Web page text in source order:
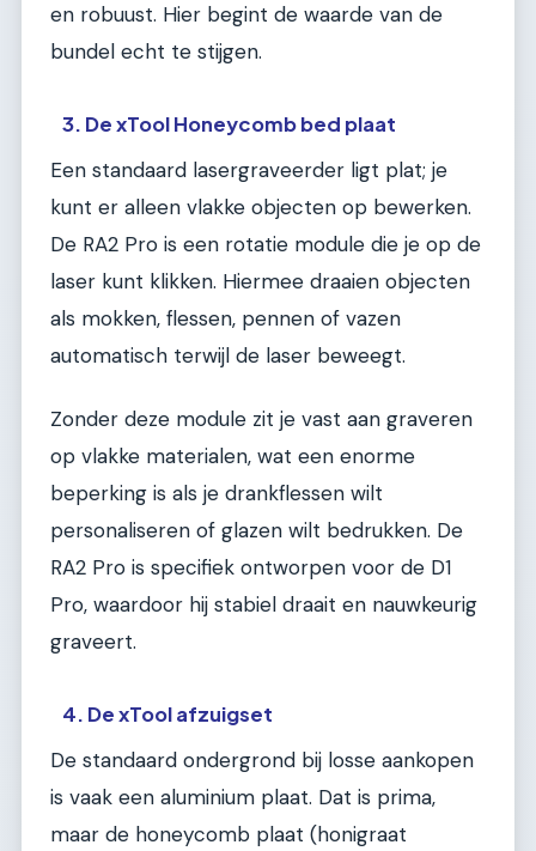
en robuust. Hier begint de waarde van de
bundel echt te stijgen.
3. De xTool Honeycomb bed plaat
Een standaard lasergraveerder ligt plat; je
kunt er alleen vlakke objecten op bewerken.
De RA2 Pro is een rotatie module die je op de
laser kunt klikken. Hiermee draaien objecten
als mokken, flessen, pennen of vazen
automatisch terwijl de laser beweegt.
Zonder deze module zit je vast aan graveren
op vlakke materialen, wat een enorme
beperking is als je drankflessen wilt
personaliseren of glazen wilt bedrukken. De
RA2 Pro is specifiek ontworpen voor de D1
Pro, waardoor hij stabiel draait en nauwkeurig
graveert.
4. De xTool afzuigset
De standaard ondergrond bij losse aankopen
is vaak een aluminium plaat. Dat is prima,
maar de honeycomb plaat (honigraat